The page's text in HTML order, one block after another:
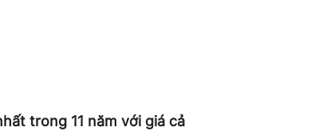
trong 11 năm với giá cả